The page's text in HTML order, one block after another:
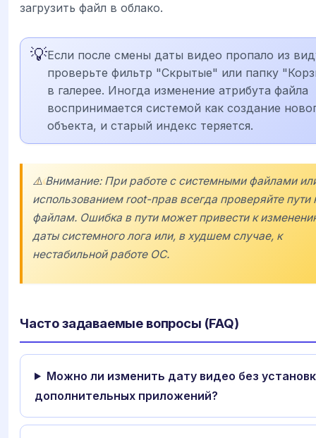
загрузить файл в облако.
💡Если после смены даты видео пропало из
проверьте фильтр "Скрытые" или папку
в галерее. Иногда изменение атрибута файла
воспринимается системой как создание
объекта, и старый индекс теряется.
⚠️ Внимание: При работе с системными файлами
использованием root-прав всегда проверяйте пути
файлам. Ошибка в пути может привести к
даты системного лога или, в худшем случае, к
нестабильной работе ОС.
Часто задаваемые вопросы (FAQ)
Можно ли изменить дату видео без
дополнительных приложений?